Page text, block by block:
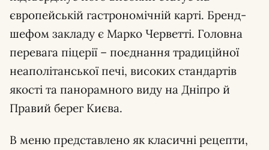
європейській гастрономічній карті. Бренд-
шефом закладу є Марко Черветті. Головна
перевага піцерії – поєднання традиційної
неаполітанської печі, високих стандартів
якості та панорамного виду на Дніпро й
Правий берег Києва.
В меню представлено як класичні рецепти,